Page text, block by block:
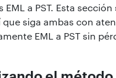
a PST. Esta
siga ambas con
EML a PST sin